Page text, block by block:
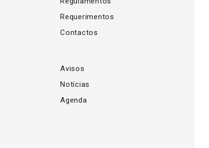
Requerimentos
Contactos
Avisos
Notícias
Agenda